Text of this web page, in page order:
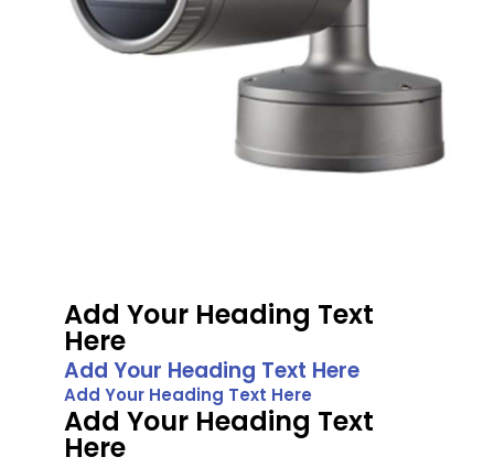
Add Your Heading Text
Here
Add Your Heading Text Here
Add Your Heading Text Here
Add Your Heading Text
Here